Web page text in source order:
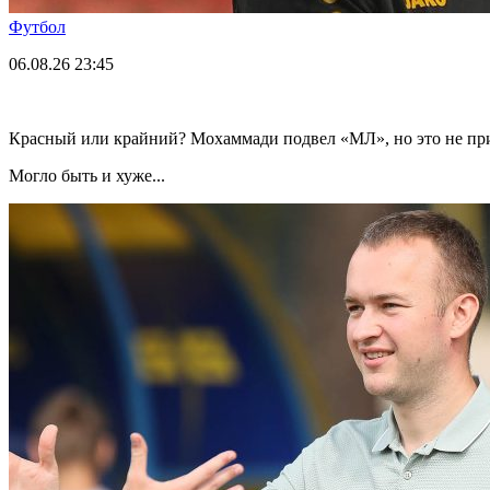
Футбол
06.08.26 23:45
Красный или крайний? Мохаммади подвел «МЛ», но это не
Могло быть и хуже...